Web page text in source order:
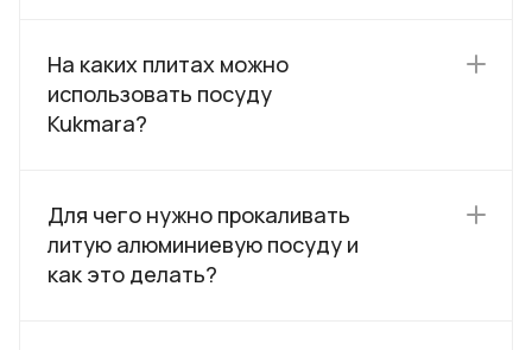
На каких плитах можно
использовать посуду
Kukmara?
Для чего нужно прокаливать
литую алюминиевую посуду и
как это делать?